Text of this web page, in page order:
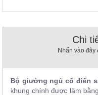
Chi
Nhấn vào đây
Bộ giường ngủ cổ điển
khung chính được làm